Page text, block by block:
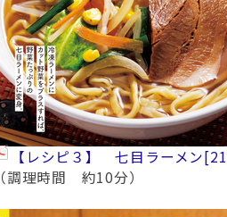
【レシピ３】 七目ラーメン
（調理時間 約10分）